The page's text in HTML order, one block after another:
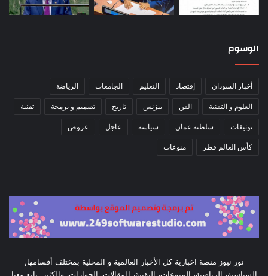
الوسوم
أخبار السودان إقتصاد التعليم الجامعات الرياضة
العلوم و التقنية الفن بيزنس تاريخ تصميم و برمجة تقنية
توثيقات سلطنة عمان سياسة عاجل عروض
كأس العالم قطر منوعات
نور نيوز منصة اخبارية كل الأخبار العالمية و المحلية بمختلف أقسامها,